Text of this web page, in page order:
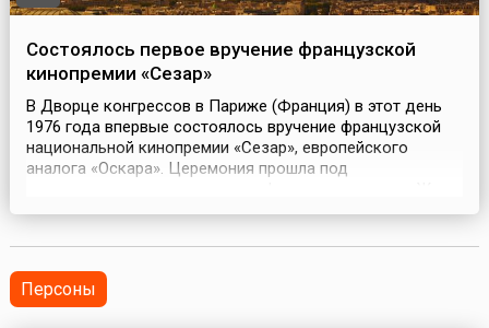
Состоялось первое вручение французской
кинопремии «Сезар»
В Дворце конгрессов в Париже (Франция) в этот день
1976 года впервые состоялось вручение французской
национальной кинопремии «Сезар», европейского
аналога «Оскара». Церемония прошла под
Габена. Премии вручались в тринадцати номинациях —
актриса и так далее. Вместе с соответствующим
дипломом ла...
Персоны